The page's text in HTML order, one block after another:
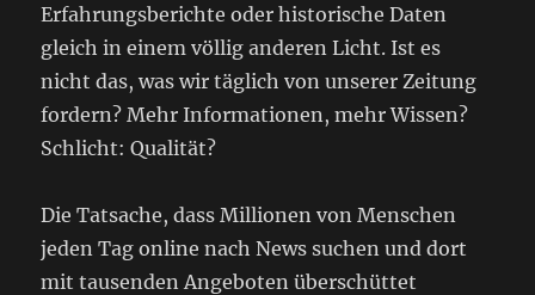
Erfahrungsberichte oder historische Daten
gleich in einem völlig anderen Licht. Ist es
nicht das, was wir täglich von unserer Zeitung
fordern? Mehr Informationen, mehr Wissen?
Schlicht: Qualität?
Die Tatsache, dass Millionen von Menschen
jeden Tag online nach News suchen und dort
mit tausenden Angeboten überschüttet